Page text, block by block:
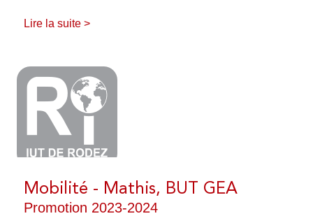
FERMER
Information Communication
NOS LICENCES
EN SAVOIR PLUS SUR LES LICENCES
LP Animateur Qualité
LP Maintenance de l’Industrie du Futur
Lire la suite >
Mobilité - Mathis, BUT GEA
Promotion 2023-2024